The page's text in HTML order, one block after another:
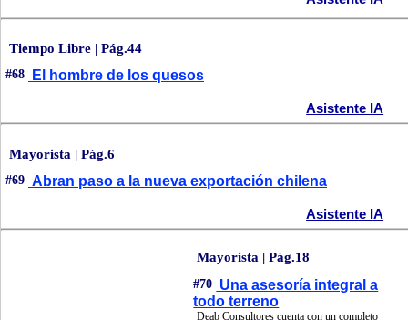
Tiempo Libre | Pág.44
#68 El hombre de los quesos
Asistente IA
Mayorista | Pág.6
#69 Abran paso a la nueva exportación chilena
Asistente IA
Mayorista | Pág.18
#70 Una asesoría integral a
todo terreno
Deab Consultores cuenta con un completo